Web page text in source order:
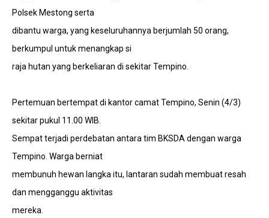
Polsek Mestong serta
dibantu warga, yang keseluruhannya berjumlah 50 orang,
berkumpul untuk menangkap si
raja hutan yang berkeliaran di sekitar Tempino.
Pertemuan bertempat di kantor camat Tempino, Senin (4/3)
sekitar pukul 11.00 WIB.
Sempat terjadi perdebatan antara tim BKSDA dengan warga
Tempino. Warga berniat
membunuh hewan langka itu, lantaran sudah membuat resah
dan mengganggu aktivitas
mereka.